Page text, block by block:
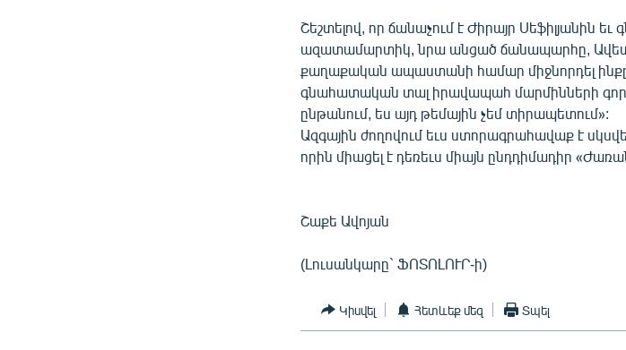
Շեշտելով, որ ճանաչում է Ժիրայր Սեֆիլյանին
ազատամարտիկ, նրա անցած ճանապարհը,
քաղաքական ապաստանի համար միջնորդել ինքը
գնահատական տալ իրավապահ մարմինների
ընթանում, ես այդ թեմային չեմ տիրապետում»:
Ազգային ժողովում եւս ստորագրահավաք է
որին միացել է դեռեւս միայն ընդդիմադիր
Շաքե Ավոյան
(Լուսանկարը` ՖՈՏՈԼՈՒՐ-ի)
Կիսվել Հետևեք մեզ Տպել